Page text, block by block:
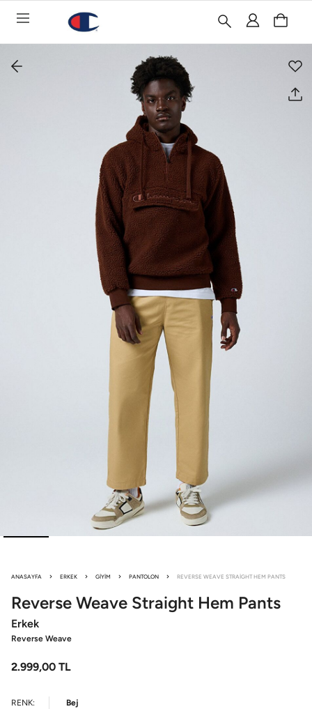
ANASAYFA ERKEK GIYIM PANTOLON REVERSE WEAVE STRAIGHT HEM PANTS
Reverse Weave Straight Hem Pants
Erkek
Reverse Weave
2.999,00 TL
RENK: Bej